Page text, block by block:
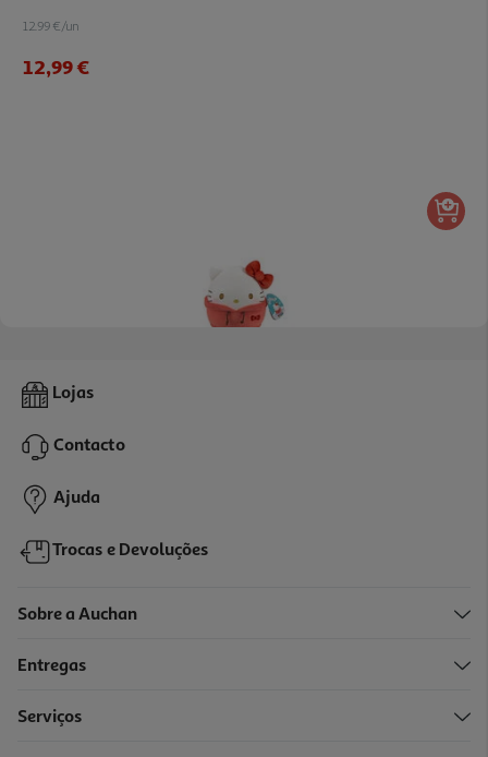
12.99 €/un
12,99 €
Peluche Squishmallows Hello Kitty Modelos Sortidos
17,99 €
Lojas
Contacto
Ajuda
Trocas e Devoluções
Sobre a Auchan
Entregas
Serviços